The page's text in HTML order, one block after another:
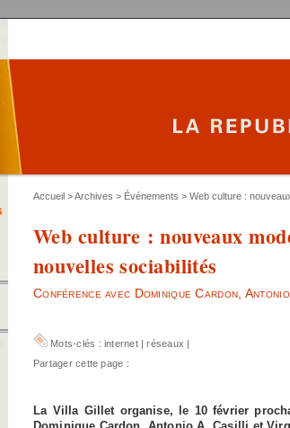
Accueil >Archives > Événements > Web culture :
Web culture : nouveaux
nouvelles sociabilités
Conférence avec Dominique Cardon,
Mots-clés : internet|réseaux |
Partager cette page :
La Villa Gillet organise, le 10 février